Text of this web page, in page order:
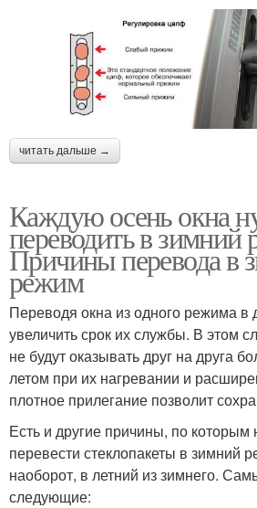
читать дальше →
Каждую осень окна
переводить в зимний
Причины перевода в
режим
Переводя окна из одного режима в
увеличить срок их службы. В этом
не будут оказывать друг на друга
летом при их нагревании и
плотное прилегание позволит
Есть и другие причины, по которым
перевести стеклопакеты в зимний
наоборот, в летний из зимнего.
следующие: